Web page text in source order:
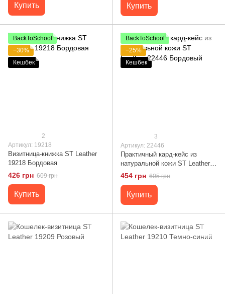
Купить Купить
BackToSchool
−30%
Кешбек
2
Артикул: 19218
Визитница-книжка ST Leather
19218 Бордовая
426 грн 609 грн
Купить
BackToSchool
−25%
Кешбек
3
Артикул: 22446
Практичный кард-кейс из
натуральной кожи ST Leather
22446 Бордовый
454 грн 605 грн
Купить